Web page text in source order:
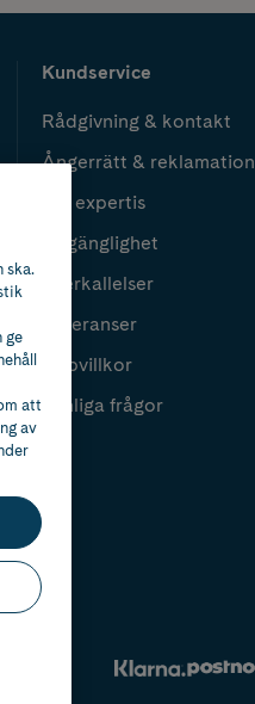
Kundservice
Rådgivning & kontakt
Ångerrätt & reklamation
Vår expertis
Tillgänglighet
Återkallelser
Leveranser
Köpvillkor
Vanliga frågor
ska.
ge
att
av